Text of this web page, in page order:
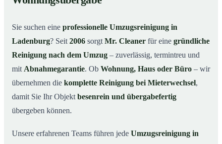
04So funktioniert’s
Typische Anlässe für eine Umzugsreinigung
07Jetzt Angebot anfordern
08So läuft eine Umzugsreinigung in Ladenburg
Sie suchen eine professionelle Umzugsreinigung in
Ladenburg? Seit 2006 sorgt Mr. Cleaner für eine gründliche
Reinigung nach dem Umzug – zuverlässig, termintreu und
mit Abnahmegarantie. Ob Wohnung, Haus oder Büro – wir
übernehmen die komplette Reinigung bei Mieterwechsel,
damit Sie Ihr Objekt besenrein und übergabefertig
übergeben können.
Unsere erfahrenen Teams führen jede Umzugsreinigung in